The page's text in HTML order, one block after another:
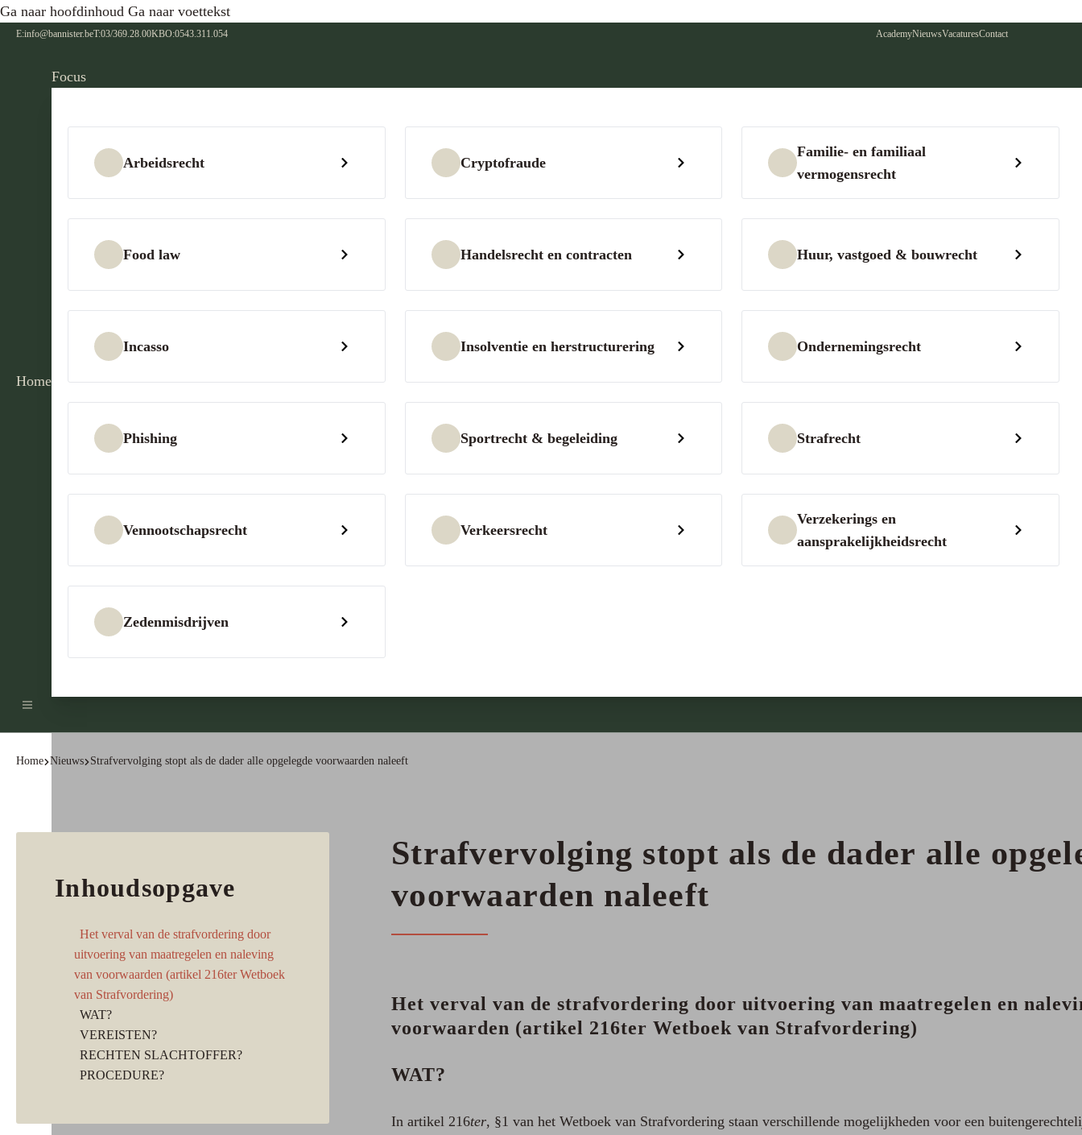
Ga naar hoofdinhoud Ga naar voettekst
E:info@bannister.beT:03/369.28.00KBO:0543.311.054 AcademyNieuwsVacaturesContact
Home
Focus
Arbeidsrecht Cryptofraude
Familie- en familiaal
vermogensrecht
Food law Handelsrecht en contracten Huur, vastgoed & bouwrecht
Incasso Insolventie en herstructurering Ondernemingsrecht
Phishing Sportrecht & begeleiding Strafrecht
Vennootschapsrecht Verkeersrecht
Verzekerings en
aansprakelijkheidsrecht
Zedenmisdrijven
Home Nieuws Strafvervolging stopt als de dader alle opgelegde voorwaarden naleeft
Inhoudsopgave
Het verval van de strafvordering door
uitvoering van maatregelen en naleving
van voorwaarden (artikel 216ter Wetboek
van Strafvordering)
WAT?
VEREISTEN?
RECHTEN SLACHTOFFER?
PROCEDURE?
Strafvervolging stopt als de dader alle
voorwaarden naleeft
Het verval van de strafvordering door uitvoering van maatregelen en
voorwaarden (artikel 216ter Wetboek van Strafvordering)
WAT?
In artikel 216ter, §1 van het Wetboek van Strafvordering staan verschillende mogelijkheden voor een